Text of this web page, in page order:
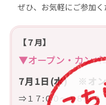
ぜひ、お気軽にご参加
【７月】
▼オープン・カンパ
7月1日(水) ※オ
⇒１７:００～１８:３０